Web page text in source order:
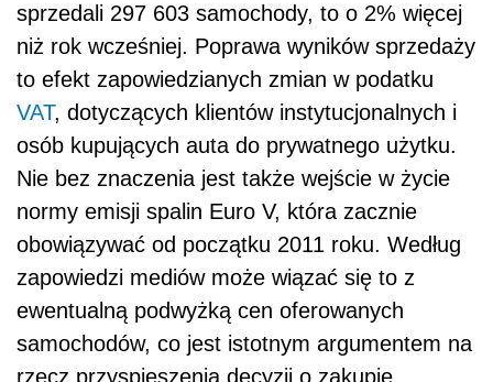
sprzedali 297 603 samochody, to o 2% więcej
niż rok wcześniej. Poprawa wyników sprzedaży
to efekt zapowiedzianych zmian w podatku
VAT, dotyczących klientów instytucjonalnych i
osób kupujących auta do prywatnego użytku.
Nie bez znaczenia jest także wejście w życie
normy emisji spalin Euro V, która zacznie
obowiązywać od początku 2011 roku. Według
zapowiedzi mediów może wiązać się to z
ewentualną podwyżką cen oferowanych
samochodów, co jest istotnym argumentem na
rzecz przyspieszenia decyzji o zakupie.